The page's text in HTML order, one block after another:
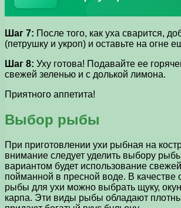
Шаг 7: После того, как уха сварится,
(петрушку и укроп) и оставьте на огне
Шаг 8: Уху готова! Подавайте ее
свежей зеленью и с долькой лимона.
Приятного аппетита!
Выбор рыбы
При приготовлении ухи рыбная на
внимание следует уделить выбору
вариантом будет использование
пойманной в пресной воде. В качестве
рыбы для ухи можно выбрать щуку,
карпа. Эти виды рыбы обладают